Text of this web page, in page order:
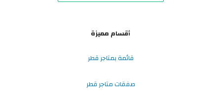
أقسام مميزة
قائمة بمتاجر قطر
صفقات متاجر قطر